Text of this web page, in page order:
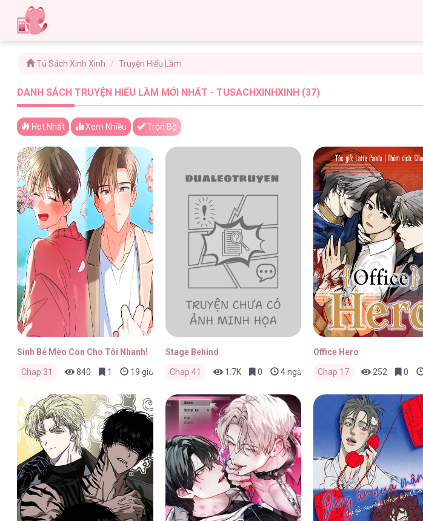
Tủ Sách Xinh Xinh Truyện Hiểu Lầm
DANH SÁCH TRUYỆN HIỂU LẦM MỚI NHẤT - TUSACHXINHXINH (37)
Hot Nhất Xem Nhiều Trọn Bộ
Sinh Bé Mèo Con Cho Tôi Nhanh!
Chap 31 840 1 19 giờ trước
Stage Behind
Chap 41 1.7K 0 4 ngày trước
Office Hero
Chap 17 252 0